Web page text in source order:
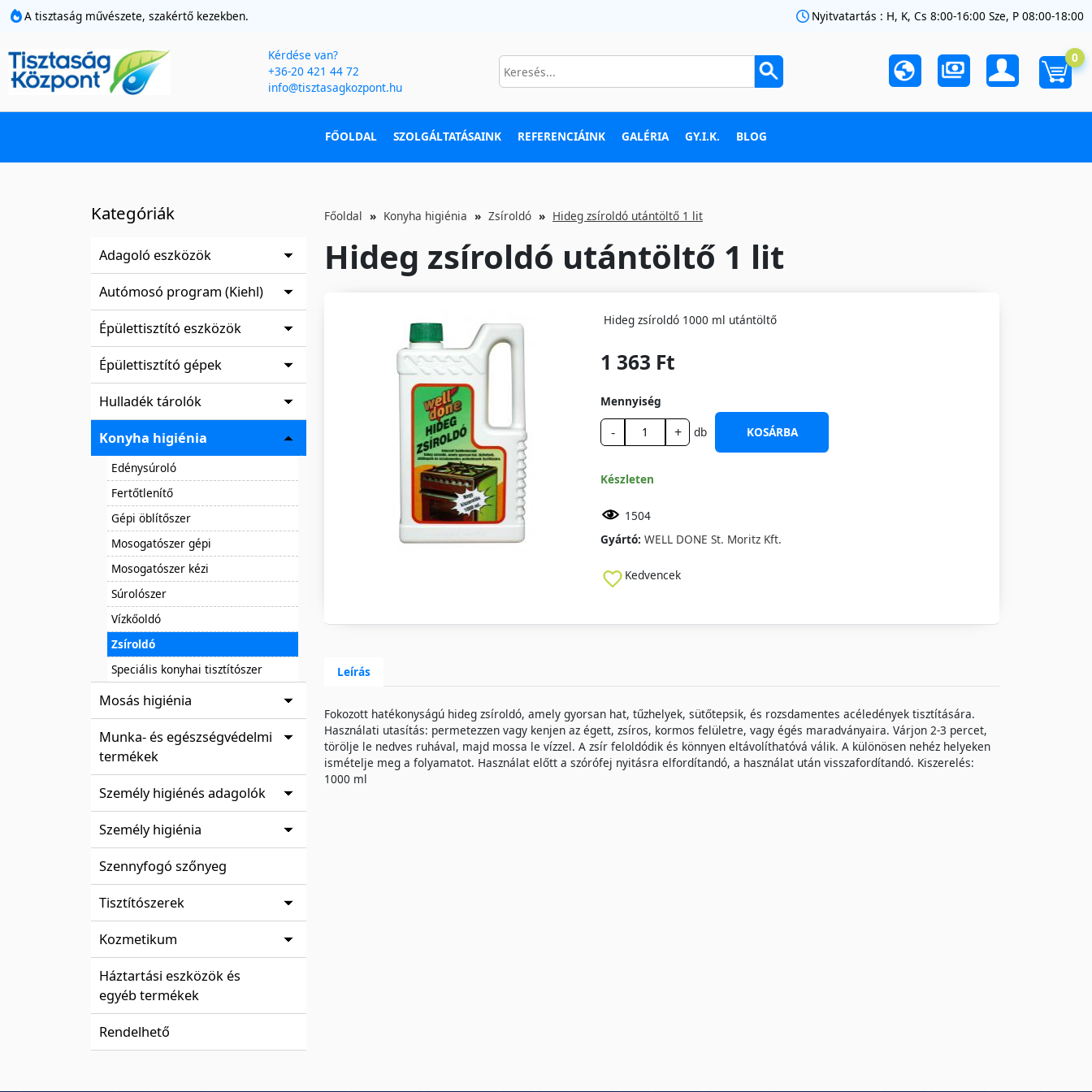
A tisztaság művészete, szakértő kezekben. Nyitvatartás : H, K, Cs 8:00-16:00 Sze, P 08:00-18:00
Kérdése van?
+36-20 421 44 72
info@tisztasagkozpont.hu
0
FŐOLDAL SZOLGÁLTATÁSAINK REFERENCIÁINK GALÉRIA GY.I.K. BLOG
Kategóriák
Adagoló eszközök
Autómosó program (Kiehl)
Épülettisztító eszközök
Épülettisztító gépek
Hulladék tárolók
Konyha higiénia
Edénysúroló
Fertőtlenítő
Gépi öblítőszer
Mosogatószer gépi
Mosogatószer kézi
Súrolószer
Vízkőoldó
Zsíroldó
Speciális konyhai tisztítószer
Mosás higiénia
Munka- és egészségvédelmi
termékek
Személy higiénés adagolók
Személy higiénia
Szennyfogó szőnyeg
Tisztítószerek
Kozmetikum
Háztartási eszközök és
egyéb termékek
Rendelhető
Főoldal Konyha higiénia Zsíroldó Hideg zsíroldó utántöltő 1 lit
Hideg zsíroldó utántöltő 1 lit
Hideg zsíroldó 1000 ml utántöltő
1 363 Ft
Mennyiség
- + db KOSÁRBA
Készleten
1504
Gyártó: WELL DONE St. Moritz Kft.
Kedvencek
Leírás
Fokozott hatékonyságú hideg zsíroldó, amely gyorsan hat, tűzhelyek, sütőtepsik, és rozsdamentes acéledények tisztítására.
Használati utasítás: permetezzen vagy kenjen az égett, zsíros, kormos felületre, vagy égés maradványaira. Várjon 2-3 percet,
törölje le nedves ruhával, majd mossa le vízzel. A zsír feloldódik és könnyen eltávolíthatóvá válik. A különösen nehéz helyeken
ismételje meg a folyamatot. Használat előtt a szórófej nyitásra elfordítandó, a használat után visszafordítandó. Kiszerelés:
1000 ml